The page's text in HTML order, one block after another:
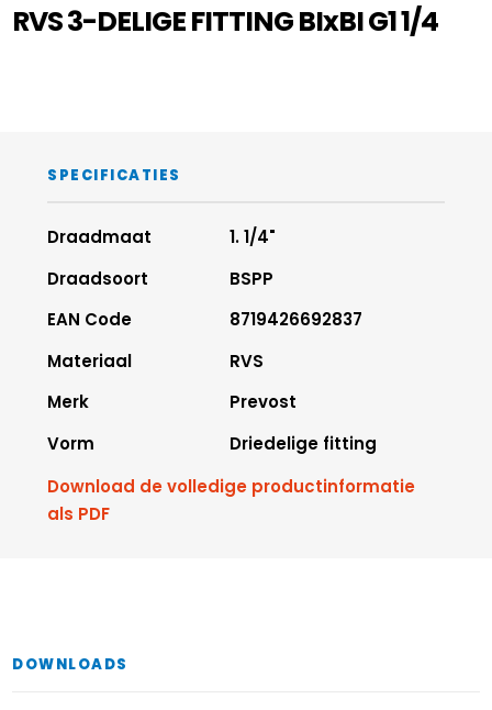
RVS 3-DELIGE FITTING BIxBI G1 1/4
SPECIFICATIES
Draadmaat
1. 1/4"
Draadsoort
BSPP
EAN Code
8719426692837
Materiaal
RVS
Merk
Prevost
Vorm
Driedelige fitting
Download de volledige productinformatie
als PDF
DOWNLOADS